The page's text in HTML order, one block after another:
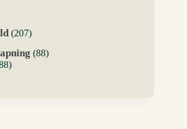
207207
8888
88